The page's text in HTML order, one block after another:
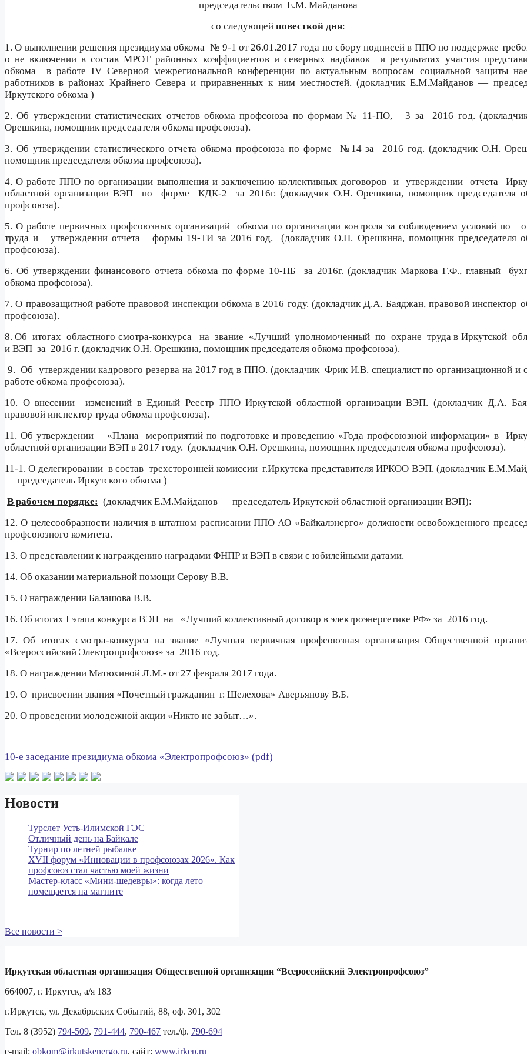
председательством Е.М. Майданова
со следующей повесткой дня:
1. О выполнении решения президиума обкома № 9-1 от 26.01.2017 года по сбору подписей в ППО по поддержке
о не включении в состав МРОТ районных коэффициентов и северных надбавок
и результатах участия
обкома
в работе IV Северной межрегиональной конференции по актуальным вопросам социальной защиты
работников в районах Крайнего Севера и приравненных к ним местностей. (докладчик Е.М.Майданов —
Иркутского обкома )
2. Об утверждении статистических отчетов обкома профсоюза по формам № 11-ПО,
3 за
2016 год.
Орешкина, помощник председателя обкома профсоюза).
3. Об утверждении статистического отчета обкома профсоюза по форме
№14 за
2016 год. (докладчик О.Н.
помощник председателя обкома профсоюза).
4. О работе ППО по организации выполнения и заключению коллективных договоров
и утверждении отчета
областной организации ВЭП
по форме КДК-2
за 2016г. (докладчик О.Н. Орешкина, помощник председателя
профсоюза).
5. О работе первичных профсоюзных организаций
обкома по организации контроля за соблюдением условий по
труда и
утверждении отчета формы 19-ТИ за 2016 год.
(докладчик О.Н. Орешкина, помощник председателя
профсоюза).
6. Об утверждении финансового отчета обкома по форме 10-ПБ
за 2016г. (докладчик Маркова Г.Ф., главный
обкома профсоюза).
7. О правозащитной работе правовой инспекции обкома в 2016 году. (докладчик Д.А. Баяджан, правовой инспектор
профсоюза).
8. Об итогах областного смотра-конкурса на звание «Лучший уполномоченный по охране труда в Иркутской
и ВЭП за 2016 г. (докладчик О.Н. Орешкина, помощник председателя обкома профсоюза).
9. Об утверждении кадрового резерва на 2017 год в ППО. (докладчик Фрик И.В. специалист по организационной и
работе обкома профсоюза).
10. О внесении
изменений в Единый Реестр ППО Иркутской областной организации ВЭП. (докладчик Д.А.
правовой инспектор труда обкома профсоюза).
11. Об утверждении
«Плана мероприятий по подготовке и проведению «Года профсоюзной информации» в
областной организации ВЭП в 2017 году. (докладчик О.Н. Орешкина, помощник председателя обкома профсоюза).
11-1. О делегировании в состав трехсторонней комиссии г.Иркутска представителя ИРКОО ВЭП. (докладчик
— председатель Иркутского обкома )
В рабочем порядке: (докладчик Е.М.Майданов — председатель Иркутской областной организации ВЭП):
12. О целесообразности наличия в штатном расписании ППО АО «Байкалэнерго» должности освобожденного
профсоюзного комитета.
13. О представлении к награждению наградами ФНПР и ВЭП в связи с юбилейными датами.
14. Об оказании материальной помощи Серову В.В.
15. О награждении Балашова В.В.
16. Об итогах I этапа конкурса ВЭП на «Лучший коллективный договор в электроэнергетике РФ» за 2016 год.
17. Об итогах смотра-конкурса на звание «Лучшая первичная профсоюзная организация Общественной
«Всероссийский Электропрофсоюз» за 2016 год.
18. О награждении Матюхиной Л.М.- от 27 февраля 2017 года.
19. О присвоении звания «Почетный гражданин г. Шелехова» Аверьянову В.Б.
20. О проведении молодежной акции «Никто не забыт…».
10-е заседание президиума обкома «Электропрофсоюз» (pdf)
Новости
Турслет Усть-Илимской ГЭС
Отличный день на Байкале
Турнир по летней рыбалке
XVII форум «Инновации в профсоюзах 2026». Как
профсоюз стал частью моей жизни
Мастер‑класс «Мини‑шедевры»: когда лето
помещается на магните
Все новости >
Иркутская областная организация Общественной организации “Всероссийский Электропрофсоюз”
664007, г. Иркутск, а/я 183
г.Иркутск, ул. Декабрьских Событий, 88, оф. 301, 302
Тел. 8 (3952) 794-509, 791-444, 790-467 тел./ф. 790-694
e-mail: obkom@irkutskenergo.ru, cайт: www.irkep.ru